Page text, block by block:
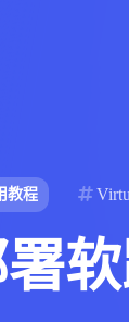
Plog
装备
链接
教程